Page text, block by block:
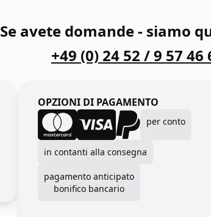
Se avete domande - siamo
+49 (0) 24 52 / 9 57 46
OPZIONI DI PAGAMENTO
per conto
in contanti alla consegna
pagamento anticipato
bonifico bancario